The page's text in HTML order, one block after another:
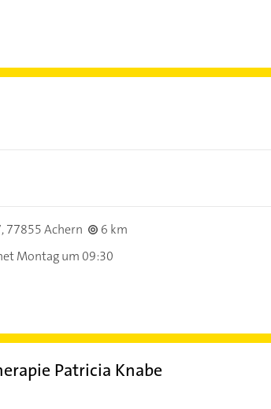
77855 Achern
6 km
Montag um 09:30
Patricia Knabe